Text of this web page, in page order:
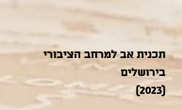
תכנית אב למרחב הציבורי
בירושלים
(2023)​